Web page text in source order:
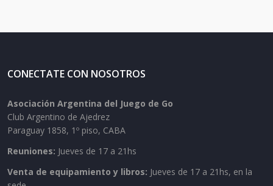
CONECTATE CON NOSOTROS
Asociación Argentina del Juego de Go
Club Argentino de Ajedrez
Paraguay 1858, 1º piso, CABA
Reuniones: Jueves de 17 a 21hs
Venta de equipamiento y libros: Jueves de 17 a 21hs, en la